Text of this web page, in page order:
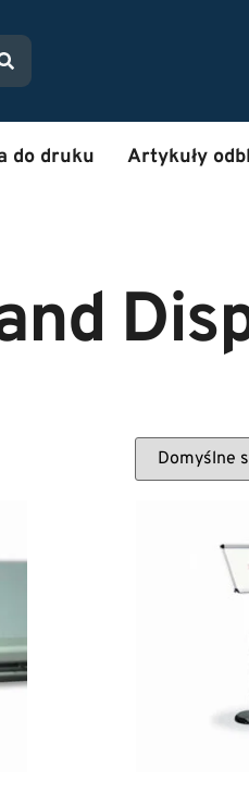
do druku Artykuły